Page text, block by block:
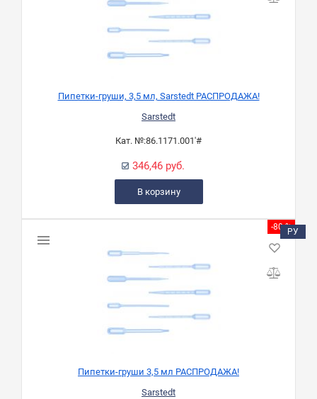
Пипетки-груши, 3,5 мл, Sarstedt РАСПРОДАЖА!
Sarstedt
Кат. №:86.1171.001'#
346,46 руб.
В корзину
-80 %РУ
Пипетки-груши 3,5 мл РАСПРОДАЖА!
Sarstedt